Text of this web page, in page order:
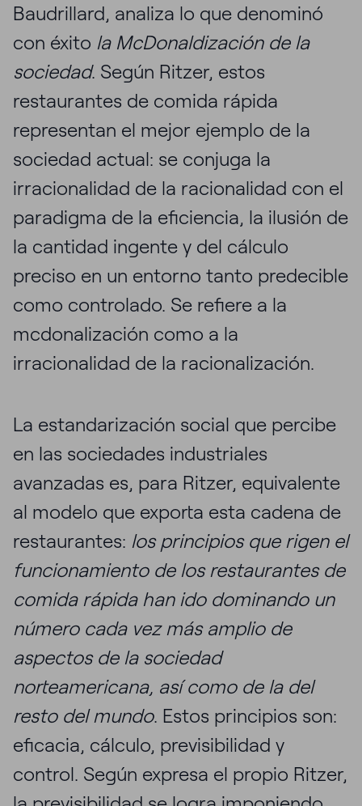
Baudrillard, analiza lo que denominó
con éxito la McDonaldización de la
sociedad. Según Ritzer, estos
restaurantes de comida rápida
representan el mejor ejemplo de la
sociedad actual: se conjuga la
irracionalidad de la racionalidad con el
paradigma de la eficiencia, la ilusión de
la cantidad ingente y del cálculo
preciso en un entorno tanto predecible
como controlado. Se refiere a la
mcdonalización como a la
irracionalidad de la racionalización.
La estandarización social que percibe
en las sociedades industriales
avanzadas es, para Ritzer, equivalente
al modelo que exporta esta cadena de
restaurantes: los principios que rigen el
funcionamiento de los restaurantes de
comida rápida han ido dominando un
número cada vez más amplio de
aspectos de la sociedad
norteamericana, así como de la del
resto del mundo. Estos principios son:
eficacia, cálculo, previsibilidad y
control. Según expresa el propio Ritzer,